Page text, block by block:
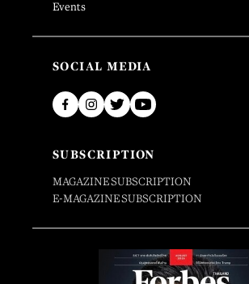
Events
SOCIAL MEDIA
SUBSCRIPTION
MAGAZINE SUBSCRIPTION
E-MAGAZINE SUBSCRIPTION